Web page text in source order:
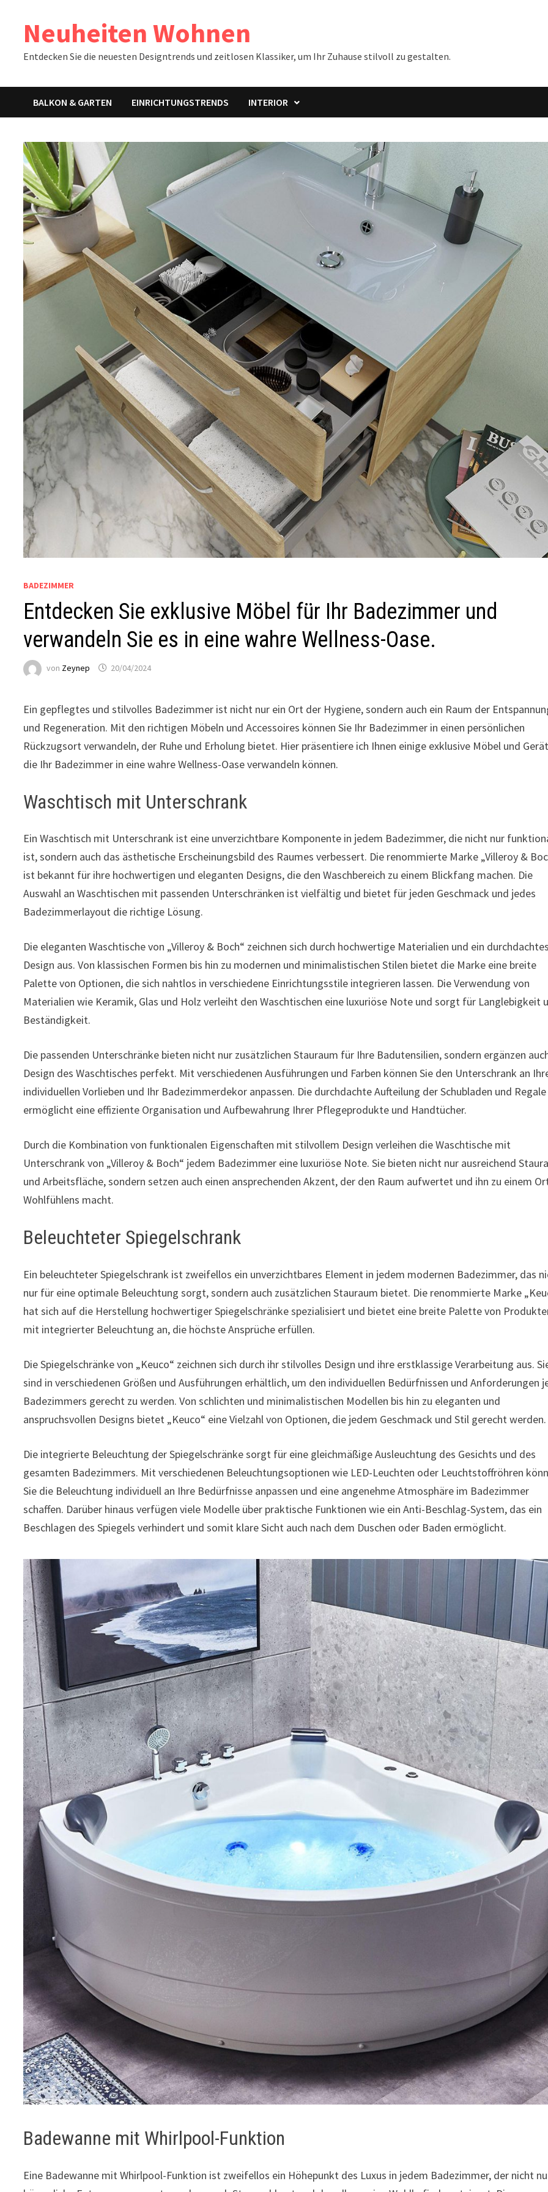
Inhalt
springenNeuheiten Wohnen
Entdecken Sie die neuesten Designtrends und zeitlosen Klassiker, um Ihr Zuhause stilvoll zu gestalten.
BALKON & GARTEN EINRICHTUNGSTRENDS INTERIOR
BADEZIMMER
Entdecken Sie exklusive Möbel für Ihr Badezimmer und
verwandeln Sie es in eine wahre Wellness-Oase.
von Zeynep 20/04/2024
Ein gepflegtes und stilvolles Badezimmer ist nicht nur ein Ort der Hygiene, sondern auch ein Raum der
und Regeneration. Mit den richtigen Möbeln und Accessoires können Sie Ihr Badezimmer in einen persönlichen
Rückzugsort verwandeln, der Ruhe und Erholung bietet. Hier präsentiere ich Ihnen einige exklusive Möbel und
die Ihr Badezimmer in eine wahre Wellness-Oase verwandeln können.
Waschtisch mit Unterschrank
Ein Waschtisch mit Unterschrank ist eine unverzichtbare Komponente in jedem Badezimmer, die nicht nur
ist, sondern auch das ästhetische Erscheinungsbild des Raumes verbessert. Die renommierte Marke „Villeroy &
ist bekannt für ihre hochwertigen und eleganten Designs, die den Waschbereich zu einem Blickfang machen. Die
Auswahl an Waschtischen mit passenden Unterschränken ist vielfältig und bietet für jeden Geschmack und jedes
Badezimmerlayout die richtige Lösung.
Die eleganten Waschtische von „Villeroy & Boch“ zeichnen sich durch hochwertige Materialien und ein
Design aus. Von klassischen Formen bis hin zu modernen und minimalistischen Stilen bietet die Marke eine breite
Palette von Optionen, die sich nahtlos in verschiedene Einrichtungsstile integrieren lassen. Die Verwendung von
Materialien wie Keramik, Glas und Holz verleiht den Waschtischen eine luxuriöse Note und sorgt für Langlebigkeit
Beständigkeit.
Die passenden Unterschränke bieten nicht nur zusätzlichen Stauraum für Ihre Badutensilien, sondern ergänzen
Design des Waschtisches perfekt. Mit verschiedenen Ausführungen und Farben können Sie den Unterschrank an
individuellen Vorlieben und Ihr Badezimmerdekor anpassen. Die durchdachte Aufteilung der Schubladen und Regale
ermöglicht eine effiziente Organisation und Aufbewahrung Ihrer Pflegeprodukte und Handtücher.
Durch die Kombination von funktionalen Eigenschaften mit stilvollem Design verleihen die Waschtische mit
Unterschrank von „Villeroy & Boch“ jedem Badezimmer eine luxuriöse Note. Sie bieten nicht nur ausreichend
und Arbeitsfläche, sondern setzen auch einen ansprechenden Akzent, der den Raum aufwertet und ihn zu einem
Wohlfühlens macht.
Beleuchteter Spiegelschrank
Ein beleuchteter Spiegelschrank ist zweifellos ein unverzichtbares Element in jedem modernen Badezimmer, das
nur für eine optimale Beleuchtung sorgt, sondern auch zusätzlichen Stauraum bietet. Die renommierte Marke
hat sich auf die Herstellung hochwertiger Spiegelschränke spezialisiert und bietet eine breite Palette von
mit integrierter Beleuchtung an, die höchste Ansprüche erfüllen.
Die Spiegelschränke von „Keuco“ zeichnen sich durch ihr stilvolles Design und ihre erstklassige Verarbeitung aus.
sind in verschiedenen Größen und Ausführungen erhältlich, um den individuellen Bedürfnissen und Anforderungen
Badezimmers gerecht zu werden. Von schlichten und minimalistischen Modellen bis hin zu eleganten und
anspruchsvollen Designs bietet „Keuco“ eine Vielzahl von Optionen, die jedem Geschmack und Stil gerecht werden.
Die integrierte Beleuchtung der Spiegelschränke sorgt für eine gleichmäßige Ausleuchtung des Gesichts und des
gesamten Badezimmers. Mit verschiedenen Beleuchtungsoptionen wie LED-Leuchten oder Leuchtstoffröhren
Sie die Beleuchtung individuell an Ihre Bedürfnisse anpassen und eine angenehme Atmosphäre im Badezimmer
schaffen. Darüber hinaus verfügen viele Modelle über praktische Funktionen wie ein Anti-Beschlag-System, das ein
Beschlagen des Spiegels verhindert und somit klare Sicht auch nach dem Duschen oder Baden ermöglicht.
Badewanne mit Whirlpool-Funktion
Eine Badewanne mit Whirlpool-Funktion ist zweifellos ein Höhepunkt des Luxus in jedem Badezimmer, der nicht